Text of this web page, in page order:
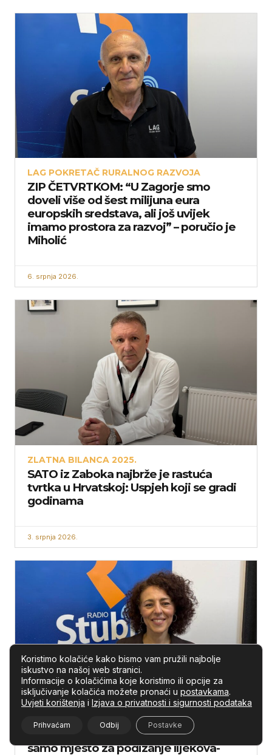
LAG POKRETAČ RURALNOG RAZVOJA
ZIP ČETVRTKOM: “U Zagorje smo
doveli više od šest milijuna eura
europskih sredstava, ali još uvijek
imamo prostora za razvoj” – poručio je
Miholić
6. srpnja 2026.
ZLATNA BILANCA 2025.
SATO iz Zaboka najbrže je rastuća
tvrtka u Hrvatskoj: Uspjeh koji se gradi
godinama
3. srpnja 2026.
LJEKARNE U SLUŽBI ZDRAVLJA
ZIP ČETVRTKOM: “Ljekarne više nisu
samo mjesto za podizanje lijekova-
Koristimo kolačiće kako bismo vam pružili najbolje
iskustvo na našoj web stranici.
Informacije o kolačićima koje koristimo ili opcije za
isključivanje kolačića možete pronaći u postavkama.
Uvjeti korištenja i Izjava o privatnosti i sigurnosti podataka
Prihvaćam Odbij Postavke